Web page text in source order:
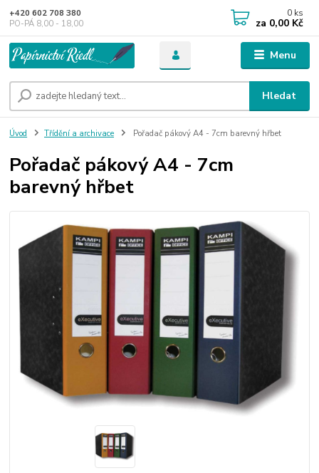
Menu
Hledat
+420 602 708 380
PO-PÁ 8,00 - 18,00
0 ks
za 0,00 Kč
Úvod Třídění a archivace Pořadač pákový A4 - 7cm barevný hřbet
Pořadač pákový A4 - 7cm
barevný hřbet